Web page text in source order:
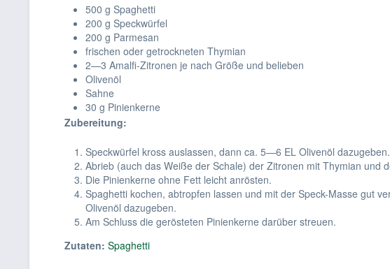
500 g Spaghetti
200 g Speckwürfel
200 g Parmesan
frischen oder getrockneten Thymian
2—3 Amalfi-Zitronen je nach Größe und belieben
Olivenöl
Sahne
30 g Pinienkerne
Zubereitung:
Speckwürfel kross auslassen, dann ca. 5—6 EL Olivenöl dazugeben.
Abrieb (auch das Weiße der Schale) der Zitronen mit Thymian und
Die Pinienkerne ohne Fett leicht anrösten.
Spaghetti kochen, abtropfen lassen und mit der Speck-Masse gut
Olivenöl dazugeben.
Am Schluss die gerösteten Pinienkerne darüber streuen.
Zutaten: Spaghetti